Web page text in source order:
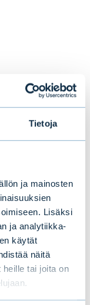
Tietoja
ja mainosten
Lisäksi
ja analytiikka-
käytät
näitä
heille tai joita on